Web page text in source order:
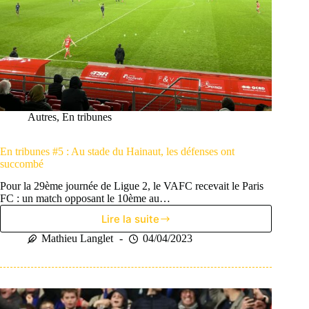
Autres, En tribunes
En tribunes #5 : Au stade du Hainaut, les défenses ont
succombé
Pour la 29ème journée de Ligue 2, le VAFC recevait le Paris
FC : un match opposant le 10ème au…
Lire la suite
En
tribunes
:
stade
du
Mathieu Langlet 04/04/2023